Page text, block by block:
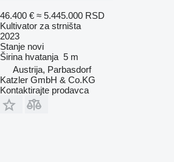
46.400 € ≈ 5.445.000 RSD
Kultivator za strništa
2023
Stanje novi
Širina hvatanja 5 m
Austrija, Parbasdorf
Katzler GmbH & Co.KG
Kontaktirajte prodavca